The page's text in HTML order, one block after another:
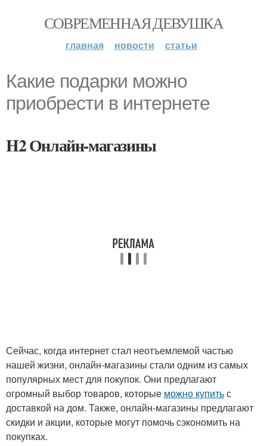
СОВРЕМЕННАЯ ДЕВУШКА
главная новости статьи
Какие подарки можно
приобрести в интернете
H2 Онлайн-магазины
Сейчас, когда интернет стал неотъемлемой частью
нашей жизни, онлайн-магазины стали одним из самых
популярных мест для покупок. Они предлагают
огромный выбор товаров, которые можно купитьс
доставкой на дом. Также, онлайн-магазины предлагают
скидки и акции, которые могут помочь сэкономить на
покупках.